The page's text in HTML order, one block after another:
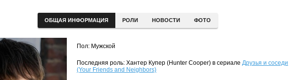
ОБЩАЯ ИНФОРМАЦИЯ РОЛИ НОВОСТИ ФОТО
Пол: Мужской
Последняя роль: Хантер Купер (Hunter Cooper) в сериале Друзья и соседи
(Your Friends and Neighbors)